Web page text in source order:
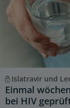
Islatravir und
Einmal
bei HIV